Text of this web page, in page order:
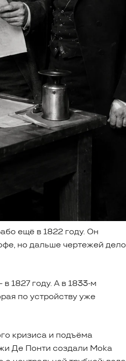
ещё в 1822 году. Он
но дальше чертежей дело
1827 году. А в 1833-м
по устройству уже
кризиса и подъёма
Де Понти создали Moka